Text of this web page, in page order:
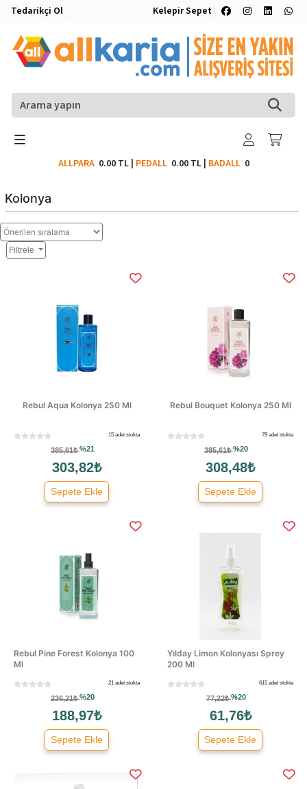
Tedarikçi Ol Kelepir Sepet
ALLPARA 0.00 TL| PEDALL 0.00 TL| BADALL0
Kolonya
Filtrele
Rebul Aqua Kolonya 250 Ml
15 adet stokta
385,61₺%21
303,82₺
Sepete Ekle
Rebul Bouquet Kolonya 250 Ml
79 adet stokta
385,61₺%20
308,48₺
Sepete Ekle
Rebul Pine Forest Kolonya 100
Ml
21 adet stokta
236,21₺%20
188,97₺
Sepete Ekle
Yılday Limon Kolonyası Sprey
200 Ml
615 adet stokta
77,22₺%20
61,76₺
Sepete Ekle